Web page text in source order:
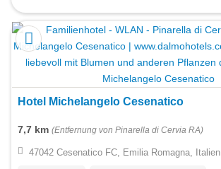
Hotel Michelangelo Cesenatico
7,7 km (Entfernung von Pinarella di Cervia RA)
47042 Cesenatico FC, Emilia Romagna, Italien